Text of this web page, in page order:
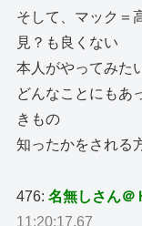
そして、マック＝
見？も良くない
本人がやってみた
どんなことにもあ
きもの
知ったかをされる
476:名無しさん＠
11:20:17.67